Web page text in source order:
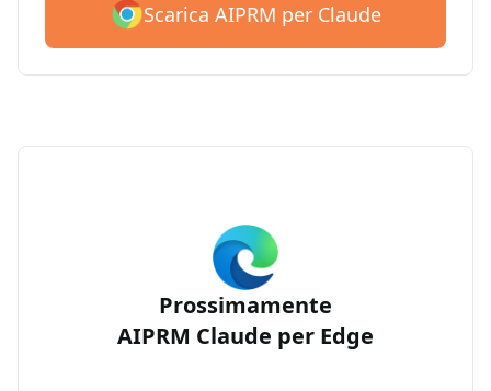
Scarica AIPRM per Claude
Prossimamente
AIPRM Claude per Edge